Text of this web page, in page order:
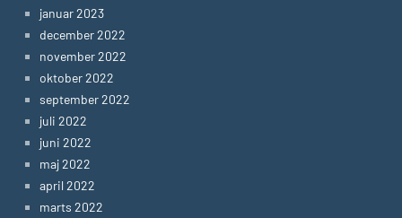
januar 2023
december 2022
november 2022
oktober 2022
september 2022
juli 2022
juni 2022
maj 2022
april 2022
marts 2022